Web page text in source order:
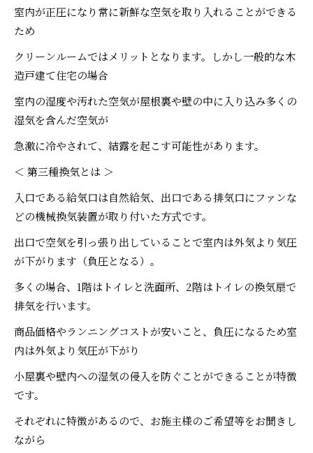
室内が正圧になり常に新鮮な空気を取り入れることができる
ため
クリーンルームではメリットとなります。しかし一般的な木
造戸建て住宅の場合
室内の湿度や汚れた空気が屋根裏や壁の中に入り込み多くの
湿気を含んだ空気が
急激に冷やされて、結露を起こす可能性があります。
＜ 第三種換気とは ＞
入口である給気口は自然給気、出口である排気口にファンな
どの機械換気装置が取り付いた方式です。
出口で空気を引っ張り出していることで室内は外気より気圧
が下がります（負圧となる）。
多くの場合、1階はトイレと洗面所、2階はトイレの換気扇で
排気を行います。
商品価格やランニングコストが安いこと、負圧になるため室
内は外気より気圧が下がり
小屋裏や壁内への湿気の侵入を防ぐことができることが特徴
です。
それぞれに特徴があるので、お施主様のご希望等をお聞きし
ながら